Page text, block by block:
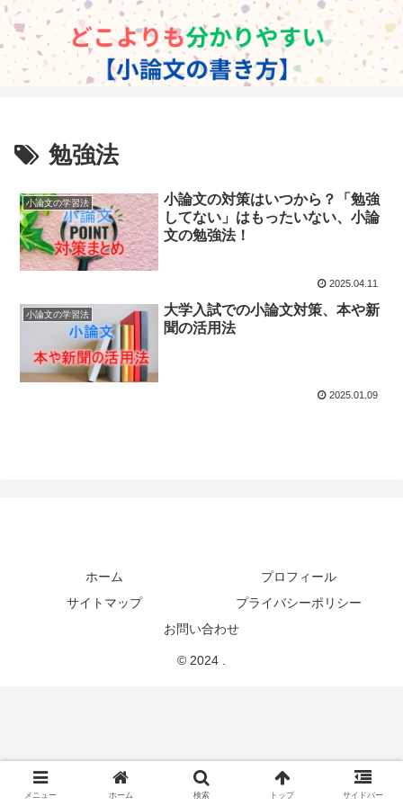
勉強法
小論文の学習法
小論文の対策はいつから？「勉強
してない」はもったいない、小論
文の勉強法！
2025.04.11
小論文の学習法
大学入試での小論文対策、本や新
聞の活用法
2025.01.09
ホーム
プロフィール
サイトマップ
プライバシーポリシー
お問い合わせ
© 2024 .
メニュー ホーム 検索 トップ サイドバー